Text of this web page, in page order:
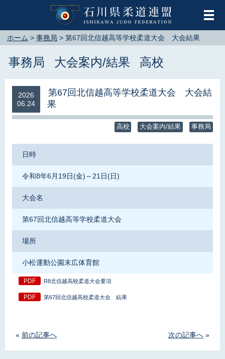
メ
ホーム > 事務局 > 第67回北信越高等学校柔道大会 大会結果
事務局 大会案内/結果 高校
2026
06.24
第67回北信越高等学校柔道大会 大会結
果
事務局
大会案内/結果
高校
日時
令和8年6月19日(金)～21日(日)
大会名
第67回北信越高等学校柔道大会
場所
小松運動公園末広体育館
R8北信越高校柔道大会要項
第67回北信越高校柔道大会 結果
« 前の記事へ 次の記事へ »